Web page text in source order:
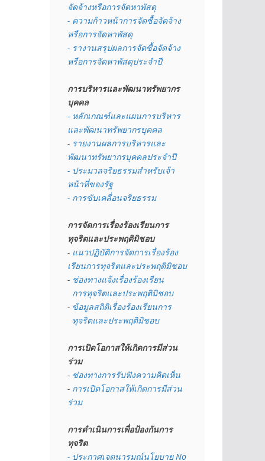
จัดจ้างหรือการจัดหาพัสดุ
- ความก้าวหน้าการจัดซื้อจัดจ้าง
หรือการจัดหาพัสดุ
- รางานสรุปผลการจัดซื้อจัดจ้าง
หรือการจัดหาพัสดุประจำปี
การบริหารและพัฒนาทรัพยากร
บุคคล
- หลักเกณฑ์และแผนการบริหาร
และพัฒนาทรัพยากรบุคคล
- รายงานผลการบริหารและ
พัฒนาทรัพยากรบุคคลประจำปี
- ประมวลจริยธรรมสำหรับเจ้า
หน้าที่ของรัฐ
- การขับเคลื่อนจริยธรรม
การจัดการเรื่องร้องเรียนการ
ทุจริตและประพฤติมิชอบ
- แนวปฏิบัติการจัดการเรื่องร้อง
เรียนการทุจริตและประพฤติมิชอบ
- ช่องทางแจ้งเรื่องร้องเรียน
  การทุจริตและประพฤติมิชอบ
- ข้อมูลสถิติเรื่องร้องเรียนการ
  ทุจริตและประพฤติมิชอบ
การเปิดโอกาสให้เกิดการมีส่วน
ร่วม
- ช่องทางการรับฟังความคิดเห็น
- การเปิดโอกาสให้เกิดการมีส่วน
ร่วม
การดำเนินการเพื่อป้องกันการ
ทุจริต
- ประกาศเจตนารมณ์นโยบาย No